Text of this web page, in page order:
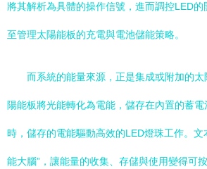
將其解析為具體的操作信號，進而調控LED
至管理太陽能板的充電與電池儲能策略。
而系統的能量來源，正是集成或附加的
陽能板將光能轉化為電能，儲存在內置的蓄
時，儲存的電能驅動高效的LED燈珠工作。文
能大腦”，讓能量的收集、存儲與使用變得可按